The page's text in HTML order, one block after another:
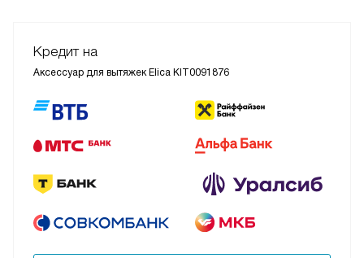
Кредит на
Аксессуар для вытяжек Elica KIT0091876